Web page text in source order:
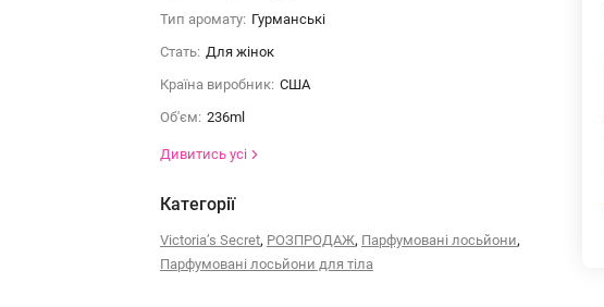
Тип аромату: Гурманські
Стать: Для жінок
Країна виробник: США
Об'єм: 236ml
Дивитись усі
Категорії
Victoria’s Secret, РОЗПРОДАЖ, Парфумовані лосьйони,
Парфумовані лосьйони для тіла